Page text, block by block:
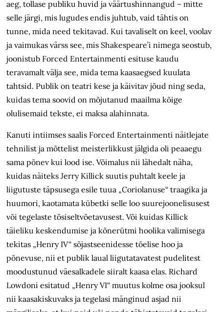
aeg, tollase publiku huvid ja väärtushinnangud – mitte
selle järgi, mis lugudes endis juhtub, vaid tähtis on
tunne, mida need tekitavad. Kui tavaliselt on keel, voolav
ja vaimukas värss see, mis Shakespeare’i nimega seostub,
joonistub Forced Entertainmenti esituse kaudu
teravamalt välja see, mida tema kaasaegsed kuulata
tahtsid. Publik on teatri kese ja käivitav jõud ning seda,
kuidas tema soovid on mõjutanud maailma kõige
olulisemaid tekste, ei maksa alahinnata.
Kanuti intiimses saalis Forced Entertainmenti näitlejate
tehnilist ja mõttelist meisterlikkust jälgida oli peaaegu
sama põnev kui lood ise. Võimalus nii lähedalt näha,
kuidas näiteks Jerry Killick suutis puhtalt keele ja
liigutuste täpsusega esile tuua „Coriolanuse“ traagika ja
huumori, kaotamata kübetki selle loo suurejoonelisusest
või tegelaste tõsiseltvõetavusest. Või kuidas Killick
täieliku keskendumise ja kõnerütmi hoolika valimisega
tekitas „Henry IV“ sõjastseenidesse tõelise hoo ja
põnevuse, nii et publik laual liigutatavatest pudelitest
moodustunud väesalkadele siiralt kaasa elas. Richard
Lowdoni esitatud „Henry VI“ muutus kolme osa jooksul
nii kaasakiskuvaks ja tegelasi mänginud asjad nii